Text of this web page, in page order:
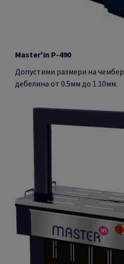
Master'in P-490
Допустими размери на
дебелина от 0.5мм до 1.10мм.